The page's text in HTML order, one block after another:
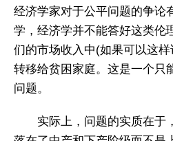
经济学家对于公平问题的争论
学，经济学并不能答好这类伦
们的市场收入中(如果可以这
转移给贫困家庭。这是一个只
问题。
实际上，问题的实质在于